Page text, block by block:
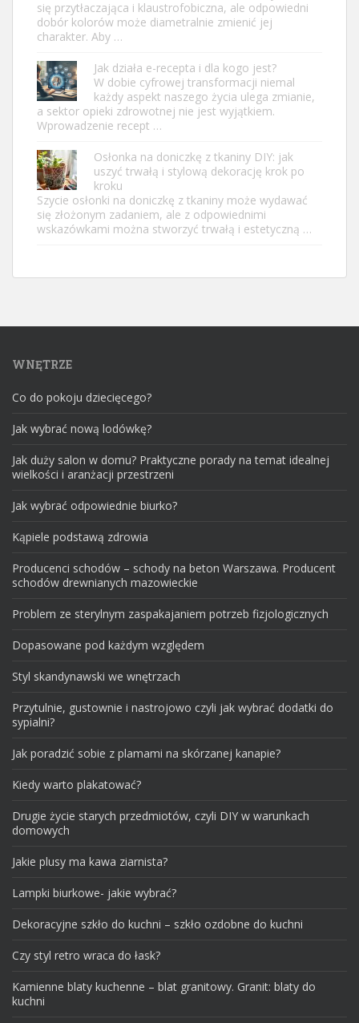
się przytłaczająca i klaustrofobiczna, ale odpowiedni
dobór kolorów może diametralnie zmienić jej
charakter. Aby …
Jak działa e-recepta i dla kogo jest?
W dobie cyfrowej transformacji niemal
każdy aspekt naszego życia ulega zmianie,
a sektor opieki zdrowotnej nie jest wyjątkiem.
Wprowadzenie recept …
Osłonka na doniczkę z tkaniny DIY: jak
uszyć trwałą i stylową dekorację krok po
kroku
Szycie osłonki na doniczkę z tkaniny może wydawać
się złożonym zadaniem, ale z odpowiednimi
wskazówkami można stworzyć trwałą i estetyczną …
WNĘTRZE
Co do pokoju dziecięcego?
Jak wybrać nową lodówkę?
Jak duży salon w domu? Praktyczne porady na temat idealnej
wielkości i aranżacji przestrzeni
Jak wybrać odpowiednie biurko?
Kąpiele podstawą zdrowia
Producenci schodów – schody na beton Warszawa. Producent
schodów drewnianych mazowieckie
Problem ze sterylnym zaspakajaniem potrzeb fizjologicznych
Dopasowane pod każdym względem
Styl skandynawski we wnętrzach
Przytulnie, gustownie i nastrojowo czyli jak wybrać dodatki do
sypialni?
Jak poradzić sobie z plamami na skórzanej kanapie?
Kiedy warto plakatować?
Drugie życie starych przedmiotów, czyli DIY w warunkach
domowych
Jakie plusy ma kawa ziarnista?
Lampki biurkowe- jakie wybrać?
Dekoracyjne szkło do kuchni – szkło ozdobne do kuchni
Czy styl retro wraca do łask?
Kamienne blaty kuchenne – blat granitowy. Granit: blaty do
kuchni